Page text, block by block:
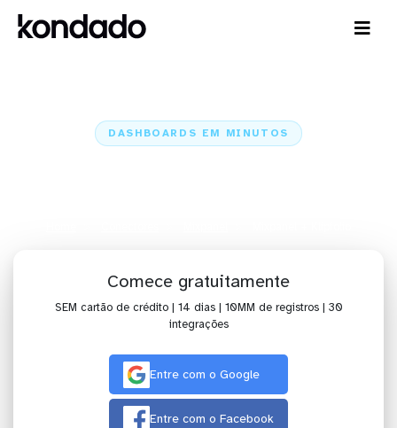
DASHBOARDS EM MINUTOS
Comece gratuitamente
SEM cartão de crédito | 14 dias | 10MM de registros | 30
integrações
Entre com o Google
Entre com o Facebook